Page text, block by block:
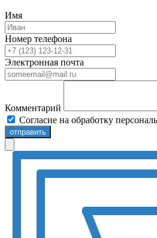
Имя
Номер телефона
Электронная почта
Комментарий
Согласие на обработку
отправить